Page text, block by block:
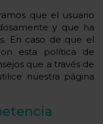
que el usuario
y que ha
En caso de que el
esta política de
que a través de
nuestra página